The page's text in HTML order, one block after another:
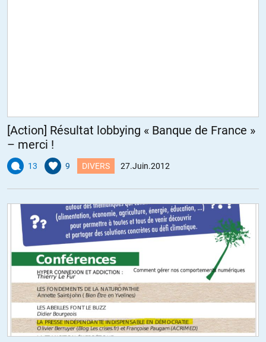
[Action] Résultat lobbying « Banque de France »
– merci !
13 9 DIVERS 27.Juin.2012